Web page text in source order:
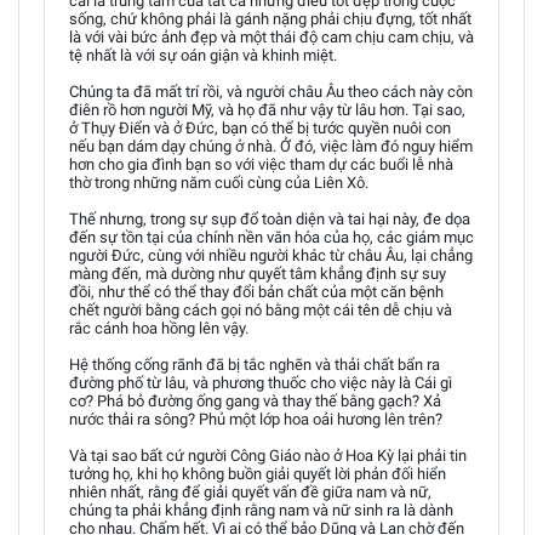
sống, chứ không phải là gánh nặng phải chịu đựng, tốt nhất
là với vài bức ảnh đẹp và một thái độ cam chịu cam chịu, và
tệ nhất là với sự oán giận và khinh miệt.
Chúng ta đã mất trí rồi, và người châu Âu theo cách này còn
điên rồ hơn người Mỹ, và họ đã như vậy từ lâu hơn. Tại sao,
ở Thụy Điển và ở Đức, bạn có thể bị tước quyền nuôi con
nếu bạn dám dạy chúng ở nhà. Ở đó, việc làm đó nguy hiểm
hơn cho gia đình bạn so với việc tham dự các buổi lễ nhà
thờ trong những năm cuối cùng của Liên Xô.
Thế nhưng, trong sự sụp đổ toàn diện và tai hại này, đe dọa
đến sự tồn tại của chính nền văn hóa của họ, các giám mục
người Đức, cùng với nhiều người khác từ châu Âu, lại chẳng
màng đến, mà dường như quyết tâm khẳng định sự suy
đồi, như thể có thể thay đổi bản chất của một căn bệnh
chết người bằng cách gọi nó bằng một cái tên dễ chịu và
rắc cánh hoa hồng lên vậy.
Hệ thống cống rãnh đã bị tắc nghẽn và thải chất bẩn ra
đường phố từ lâu, và phương thuốc cho việc này là Cái gì
cơ? Phá bỏ đường ống gang và thay thế bằng gạch? Xả
nước thải ra sông? Phủ một lớp hoa oải hương lên trên?
Và tại sao bất cứ người Công Giáo nào ở Hoa Kỳ lại phải tin
tưởng họ, khi họ không buồn giải quyết lời phản đối hiển
nhiên nhất, rằng để giải quyết vấn đề giữa nam và nữ,
chúng ta phải khẳng định rằng nam và nữ sinh ra là dành
cho nhau. Chấm hết. Vì ai có thể bảo Dũng và Lan chờ đến